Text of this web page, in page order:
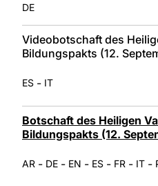
DE
Videobotschaft des
Bildungspakts (12.
ES - IT
Botschaft des Heiligen
Bildungspakts (12.
AR - DE - EN - ES - FR - IT -